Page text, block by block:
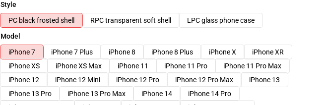
Style
PC black frosted shell
RPC transparent soft shell
LPC glass phone case
Model
iPhone 7
iPhone 7 Plus iPhone 8 iPhone 8 Plus iPhone X
iPhone XR
iPhone XS
iPhone XS Max iPhone 11 iPhone 11 Pro
iPhone 11 Pro Max
iPhone 12
iPhone 12 Mini iPhone 12 Pro iPhone 12 Pro Max
iPhone 13
iPhone 13 Pro
iPhone 13 Pro Max iPhone 14
iPhone 14 Pro